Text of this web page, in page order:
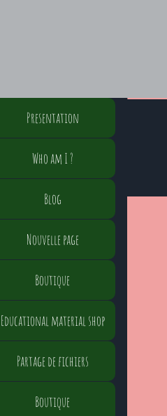
Presentation
Who am I ?
Blog
Nouvelle page
Boutique
Educational material shop
Partage de fichiers
Boutique